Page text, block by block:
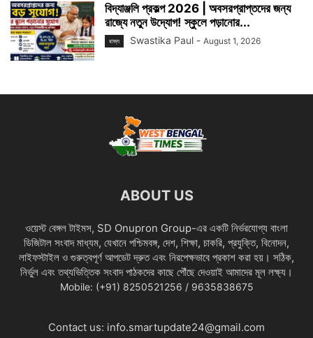
বিদ্যাঞ্জলি প্রকল্প 2026 | অবসরপ্রাপ্তদের জন্য
রাজ্যে নতুন উদ্যোগ! স্কুলে পড়ানোর...
রাজ্য Swastika Paul - August 1, 2026
ABOUT US
ওয়েস্ট বেঙ্গল টাইমস, SD Onupron Group-এর একটি নির্ভরযোগ্য বাংলা
ডিজিটাল সংবাদ মাধ্যম, যেখানে পশ্চিমবঙ্গ, দেশ, শিক্ষা, চাকরি, প্রযুক্তি, বিনোদন,
লাইফস্টাইল ও গুরুত্বপূর্ণ আপডেট দ্রুত এবং নিরপেক্ষভাবে প্রকাশ করা হয়। সঠিক,
নির্ভুল এবং তথ্যভিত্তিক সংবাদ পাঠকদের কাছে পৌঁছে দেওয়াই আমাদের মূল লক্ষ্য।
Mobile: (+91) 8250521256 / 9635838675
Contact us: info.smartupdate24@gmail.com